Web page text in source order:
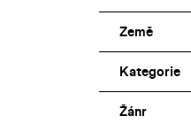
Země
Kategorie
Žánr